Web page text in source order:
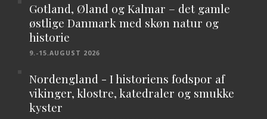
Gotland, Øland og Kalmar – det gamle
østlige Danmark med skøn natur og
historie
9.-15.AUGUST 2026
Nordengland - I historiens fodspor af
vikinger, klostre, katedraler og smukke
kyster